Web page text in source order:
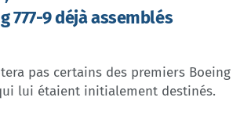
777-9 déjà assemblés
pas certains des premiers Boeing
lui étaient initialement destinés.